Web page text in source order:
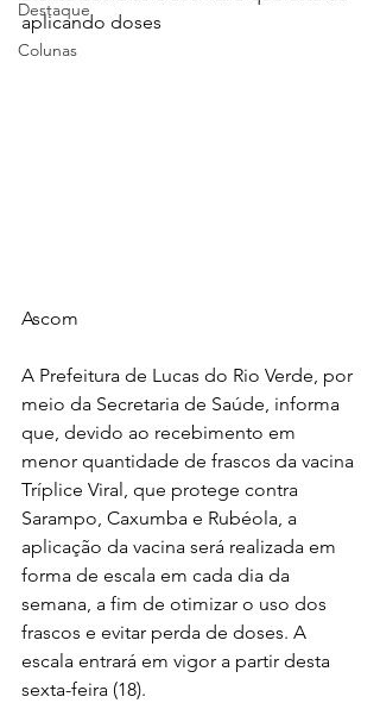
Destaque
Colunas
aplicando doses
Ascom
A Prefeitura de Lucas do Rio Verde, por
meio da Secretaria de Saúde, informa
que, devido ao recebimento em
menor quantidade de frascos da vacina
Tríplice Viral, que protege contra
Sarampo, Caxumba e Rubéola, a
aplicação da vacina será realizada em
forma de escala em cada dia da
semana, a fim de otimizar o uso dos
frascos e evitar perda de doses. A
escala entrará em vigor a partir desta
sexta-feira (18).